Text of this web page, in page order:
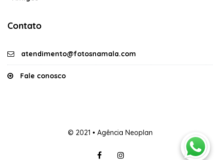
Contato
atendimento@fotosnamala.com
Fale conosco
© 2021 • Agência Neoplan